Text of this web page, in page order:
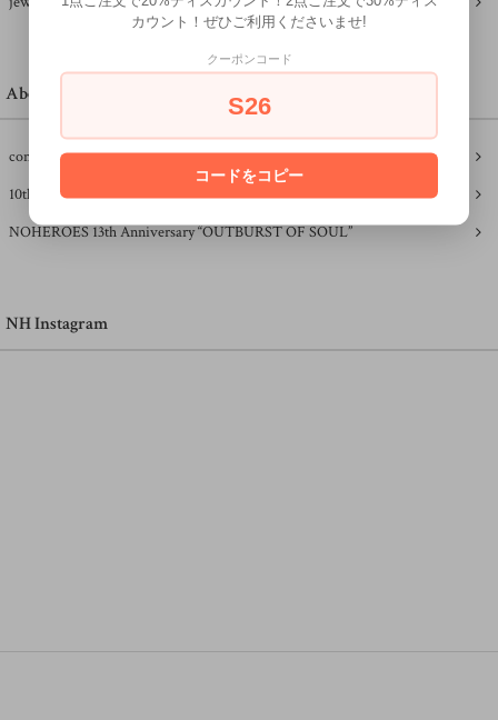
About NH
concept
10th year party "FESTIVAL" un pour tous,tous pour un.
NOHEROES 13th Anniversary “OUTBURST OF SOUL”
NH Instagram
カウント！ぜひご利用くださいませ!
クーポンコード
S26
コードをコピー